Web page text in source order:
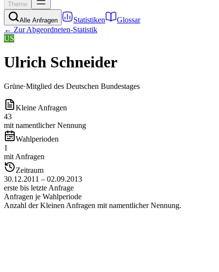
Theme
Alle Anfragen Statistiken
Glossar
← Zur Abgeordneten-Statistik
US
Ulrich Schneider
Grüne·Mitglied des Deutschen Bundestages
Kleine Anfragen
43
mit namentlicher Nennung
Wahlperioden
1
mit Anfragen
Zeitraum
30.12.2011 – 02.09.2013
erste bis letzte Anfrage
Anfragen je Wahlperiode
Anzahl der Kleinen Anfragen mit namentlicher Nennung.